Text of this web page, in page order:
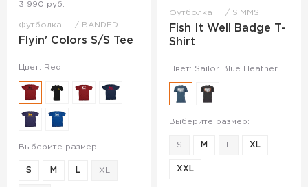
3 990 руб.
Футболка BANDED
Flyin' Colors S/S Tee
Цвет: Red
Выберите размер:
S M L XL
Футболка SIMMS
Fish It Well Badge T-
Shirt
Цвет: Sailor Blue Heather
Выберите размер:
S M XL
XXL